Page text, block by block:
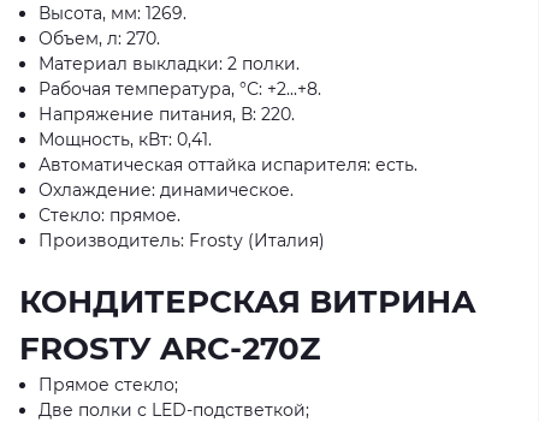
Высота, мм: 1269.
Объем, л: 270.
Материал выкладки: 2 полки.
Рабочая температура, °С: +2...+8.
Напряжение питания, В: 220.
Мощность, кВт: 0,41.
Автоматическая оттайка испарителя: есть.
Охлаждение: динамическое.
Стекло: прямое.
Производитель: Frostу (Италия)
КОНДИТЕРСКАЯ ВИТРИНА
FROSTУ ARC-270Z
Прямое стекло;
Две полки с LED-подстветкой;